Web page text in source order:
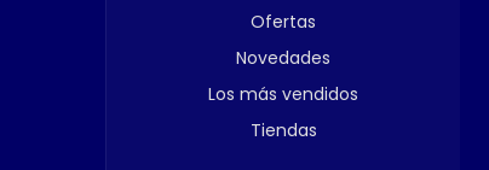
Ofertas
Novedades
Los más vendidos
Tiendas